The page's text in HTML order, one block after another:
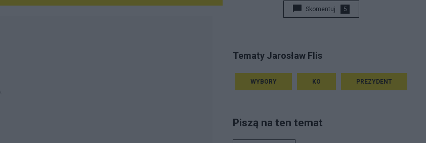
Skomentuj 5
Tematy Jarosław Flis
WYBORY KO PREZYDENT
Piszą na ten temat